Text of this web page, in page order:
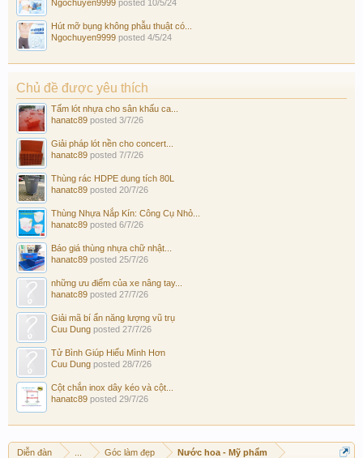
Ngochuyen9999 posted 10/5/24
Hút mỡ bụng không phẫu thuật có...
Ngochuyen9999 posted 4/5/24
Chủ đề được yêu thích
Tấm lót nhựa cho sân khấu ca...
hanatc89 posted 3/7/26
Giải pháp lót nền cho concert...
hanatc89 posted 7/7/26
Thùng rác HDPE dung tích 80L
hanatc89 posted 20/7/26
Thùng Nhựa Nắp Kín: Công Cụ Nhỏ...
hanatc89 posted 6/7/26
Báo giá thùng nhựa chữ nhật...
hanatc89 posted 25/7/26
những ưu điểm của xe nâng tay...
hanatc89 posted 27/7/26
Giải mã bí ẩn năng lượng vũ trụ
Cuu Dung posted 27/7/26
Tử Bình Giúp Hiểu Mình Hơn
Cuu Dung posted 28/7/26
Cột chắn inox dây kéo và cột...
hanatc89 posted 29/7/26
Diễn đàn Góc làm đẹp Nước hoa - Mỹ phẩm